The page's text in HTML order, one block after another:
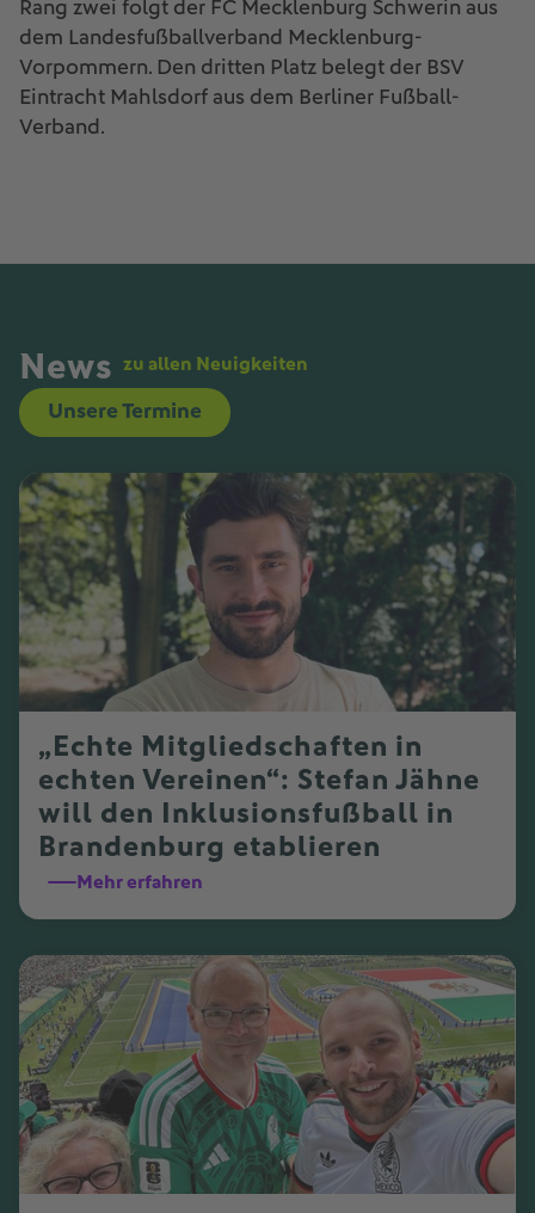
Rang zwei folgt der FC Mecklenburg Schwerin aus
dem Landesfußballverband Mecklenburg-
Vorpommern. Den dritten Platz belegt der BSV
Eintracht Mahlsdorf aus dem Berliner Fußball-
Verband.
News zu allen Neuigkeiten
Unsere Termine
„Echte Mitgliedschaften in
echten Vereinen“: Stefan Jähne
will den Inklusionsfußball in
Brandenburg etablieren
Mehr erfahren